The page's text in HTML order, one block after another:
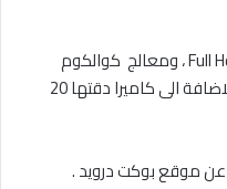
الهاتف يشاع انه قادم بشاشة 5 انش Full Hd ، ومعالج كوالكوم
Snapdragon 800 مع 2 جيجا رامات ، بالاضافة الى كاميرا دقتها 20
عن موقع بوكت درويد .